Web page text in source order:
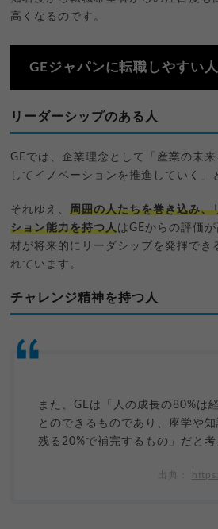
高くなるのです。
GEジャパンに転職しやすい
リーダーシップのある人
GEでは、企業理念として「産業の未
してイノベーションを推進していく」
それゆえ、周囲の人たちを巻き込み、
ション能力を持つ人はGEからの評価
材が将来的にリーダシップを発揮でき
れています。
チャレンジ精神を持つ人
また、GEは「人の成長の80%は
とのできるものであり、座学や
残る20%で補完するもの」だと考